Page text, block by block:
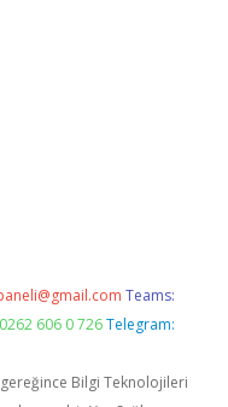
Teams:
606 0 726 Telegram:
gereğince Bilgi Teknolojileri